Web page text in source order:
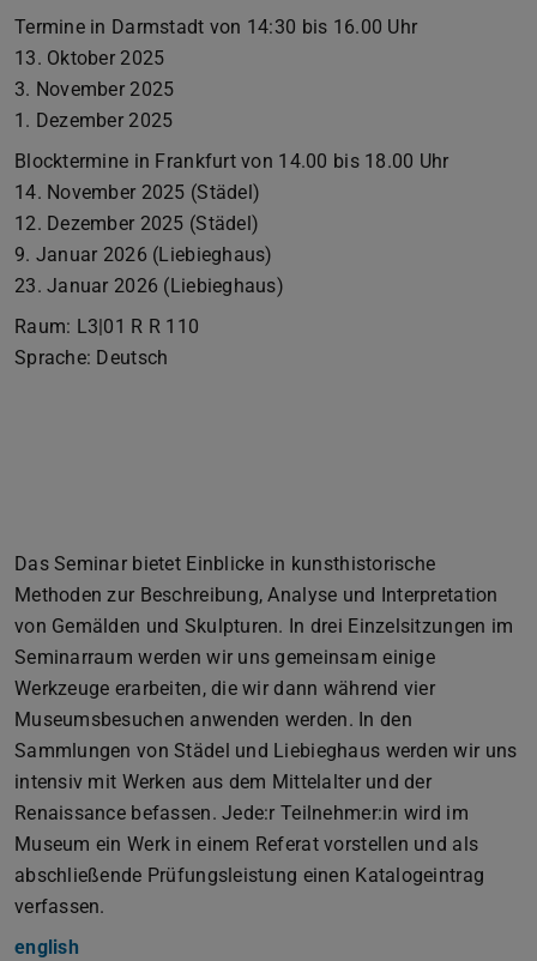
Termine in Darmstadt von 14:30 bis 16.00 Uhr
13. Oktober 2025
3. November 2025
1. Dezember 2025
Blocktermine in Frankfurt von 14.00 bis 18.00 Uhr
14. November 2025 (Städel)
12. Dezember 2025 (Städel)
9. Januar 2026 (Liebieghaus)
23. Januar 2026 (Liebieghaus)
Raum: L3|01 R R 110
Sprache: Deutsch
Das Seminar bietet Einblicke in kunsthistorische
Methoden zur Beschreibung, Analyse und Interpretation
von Gemälden und Skulpturen. In drei Einzelsitzungen im
Seminarraum werden wir uns gemeinsam einige
Werkzeuge erarbeiten, die wir dann während vier
Museumsbesuchen anwenden werden. In den
Sammlungen von Städel und Liebieghaus werden wir uns
intensiv mit Werken aus dem Mittelalter und der
Renaissance befassen. Jede:r Teilnehmer:in wird im
Museum ein Werk in einem Referat vorstellen und als
abschließende Prüfungsleistung einen Katalogeintrag
verfassen.
english